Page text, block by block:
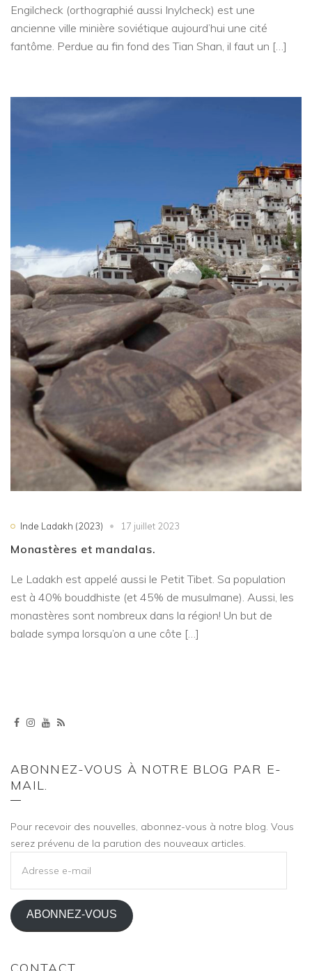
Engilcheck (orthographié aussi Inylcheck) est une
ancienne ville minière soviétique aujourd’hui une cité
fantôme. Perdue au fin fond des Tian Shan, il faut un […]
Inde Ladakh (2023) 17 juillet 2023
Monastères et mandalas.
Le Ladakh est appelé aussi le Petit Tibet. Sa population
est à 40% bouddhiste (et 45% de musulmane). Aussi, les
monastères sont nombreux dans la région! Un but de
balade sympa lorsqu’on a une côte […]
ABONNEZ-VOUS À NOTRE BLOG PAR E-
MAIL.
Pour recevoir des nouvelles, abonnez-vous à notre blog. Vous
serez prévenu de la parution des nouveaux articles.
MAIL
ABONNEZ-VOUS